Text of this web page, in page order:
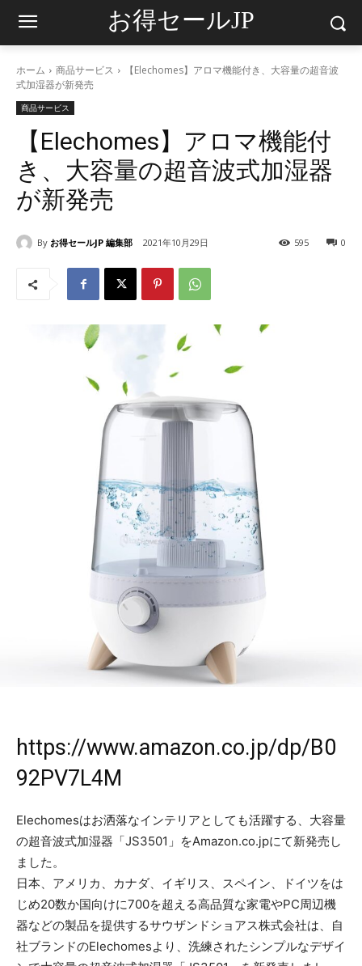
お得セールJP
ホーム 商品サービス
【Elechomes】アロマ機能付き、大容量の超音波
式加湿器が新発売
商品サービス
【Elechomes】アロマ機能付
き、大容量の超音波式加湿器
が新発売
By お得セールJP 編集部 2021年10月29日 0
595
https://www.amazon.co.jp/dp/B0
92PV7L4M
Elechomesはお洒落なインテリアとしても活躍する、大容量
の超音波式加湿器「JS3501」をAmazon.co.jpにて新発売し
ました。
日本、アメリカ、カナダ、イギリス、スペイン、ドイツをは
じめ20数か国向けに700を超える高品質な家電やPC周辺機
器などの製品を提供するサウザンドショアス株式会社は、自
社ブランドのElechomesより、洗練されたシンプルなデザイ